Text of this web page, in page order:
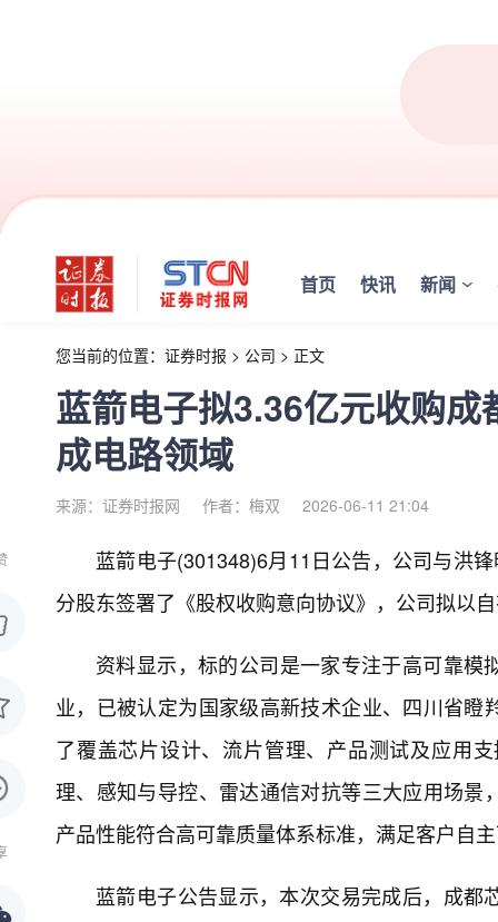
首页 快讯 新闻
您当前的位置： 证券时报 > 公司 > 正文
蓝箭电子拟3.36亿元收购
成电路领域
来源：证券时报网 作者：梅双 2026-06-11 21:04
蓝箭电子(301348)6月11日公告，公司与洪
分股东签署了《股权收购意向协议》，公司拟以
资料显示，标的公司是一家专注于高可靠模
业，已被认定为国家级高新技术企业、四川省
了覆盖芯片设计、流片管理、产品测试及应用
理、感知与导控、雷达通信对抗等三大应用场
产品性能符合高可靠质量体系标准，满足客户自
蓝箭电子公告显示，本次交易完成后，成